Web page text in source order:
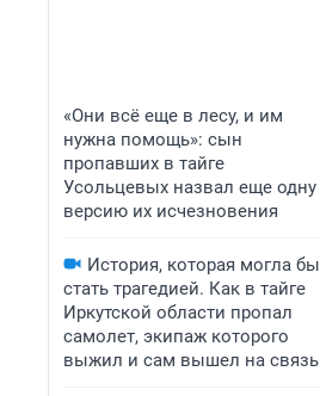
«Они всё еще в лесу, и им
нужна помощь»: сын
пропавших в тайге
Усольцевых назвал еще одну
версию их исчезновения
История, которая могла бы
стать трагедией. Как в тайге
Иркутской области пропал
самолет, экипаж которого
выжил и сам вышел на связь